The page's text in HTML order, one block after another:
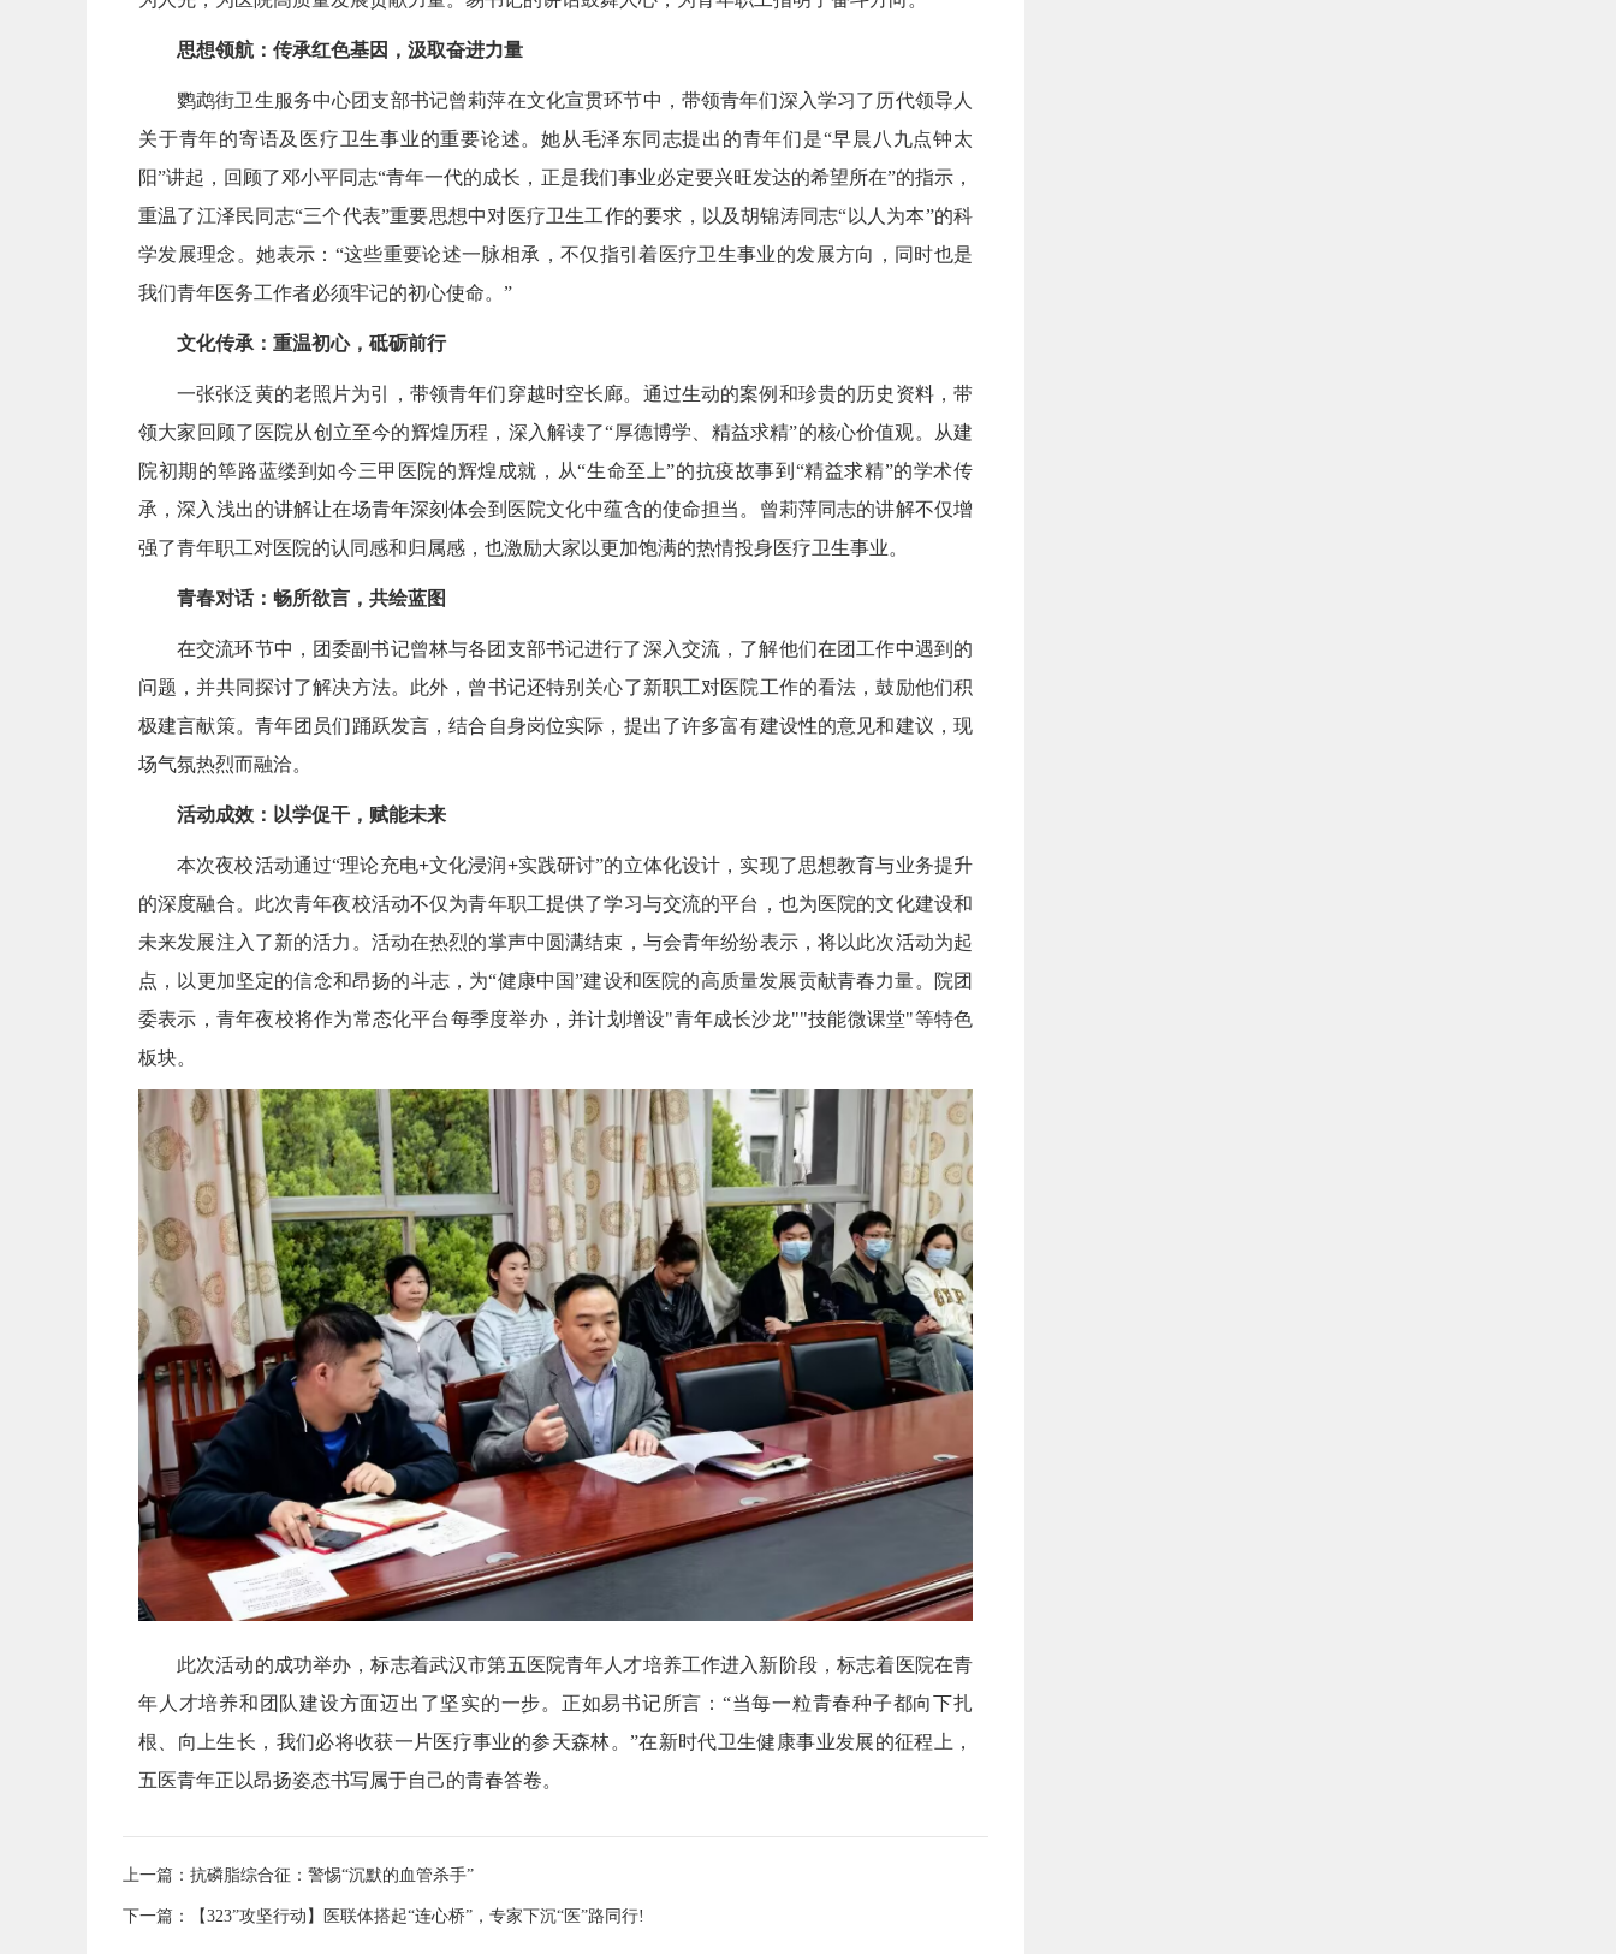
思想领航：传承红色基因，汲取奋进力量
鹦鹉街卫生服务中心团支部书记曾莉萍在文化宣贯环节中，带领青年们深入学习了历代领导人
关于青年的寄语及医疗卫生事业的重要论述。她从毛泽东同志提出的青年们是“早晨八九点钟太
阳”讲起，回顾了邓小平同志“青年一代的成长，正是我们事业必定要兴旺发达的希望所在”的指示，
重温了江泽民同志“三个代表”重要思想中对医疗卫生工作的要求，以及胡锦涛同志“以人为本”的科
学发展理念。她表示：“这些重要论述一脉相承，不仅指引着医疗卫生事业的发展方向，同时也是
我们青年医务工作者必须牢记的初心使命。”
文化传承：重温初心，砥砺前行
一张张泛黄的老照片为引，带领青年们穿越时空长廊。通过生动的案例和珍贵的历史资料，带
领大家回顾了医院从创立至今的辉煌历程，深入解读了“厚德博学、精益求精”的核心价值观。从建
院初期的筚路蓝缕到如今三甲医院的辉煌成就，从“生命至上”的抗疫故事到“精益求精”的学术传
承，深入浅出的讲解让在场青年深刻体会到医院文化中蕴含的使命担当。曾莉萍同志的讲解不仅增
强了青年职工对医院的认同感和归属感，也激励大家以更加饱满的热情投身医疗卫生事业。
青春对话：畅所欲言，共绘蓝图
在交流环节中，团委副书记曾林与各团支部书记进行了深入交流，了解他们在团工作中遇到的
问题，并共同探讨了解决方法。此外，曾书记还特别关心了新职工对医院工作的看法，鼓励他们积
极建言献策。青年团员们踊跃发言，结合自身岗位实际，提出了许多富有建设性的意见和建议，现
场气氛热烈而融洽。
活动成效：以学促干，赋能未来
本次夜校活动通过“理论充电+文化浸润+实践研讨”的立体化设计，实现了思想教育与业务提升
的深度融合。此次青年夜校活动不仅为青年职工提供了学习与交流的平台，也为医院的文化建设和
未来发展注入了新的活力。活动在热烈的掌声中圆满结束，与会青年纷纷表示，将以此次活动为起
点，以更加坚定的信念和昂扬的斗志，为“健康中国”建设和医院的高质量发展贡献青春力量。院团
委表示，青年夜校将作为常态化平台每季度举办，并计划增设"青年成长沙龙""技能微课堂"等特色
板块。
此次活动的成功举办，标志着武汉市第五医院青年人才培养工作进入新阶段，标志着医院在青
年人才培养和团队建设方面迈出了坚实的一步。正如易书记所言：“当每一粒青春种子都向下扎
根、向上生长，我们必将收获一片医疗事业的参天森林。”在新时代卫生健康事业发展的征程上，
五医青年正以昂扬姿态书写属于自己的青春答卷。
上一篇： 抗磷脂综合征：警惕“沉默的血管杀手”
下一篇： 【323”攻坚行动】医联体搭起“连心桥”，专家下沉“医”路同行!